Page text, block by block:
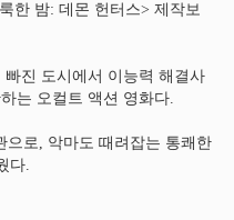
한 밤: 데몬 헌터스> 제작보
진 도시에서 이능력 해결사
는 오컬트 액션 영화다.
으로, 악마도 때려잡는 통쾌한
다.